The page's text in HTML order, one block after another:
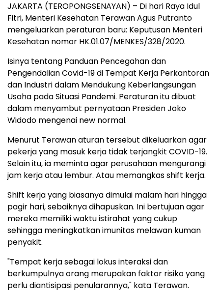
JAKARTA (TEROPONGSENAYAN) – Di hari Raya Idul
Fitri, Menteri Kesehatan Terawan Agus Putranto
mengeluarkan peraturan baru: Keputusan Menteri
Kesehatan nomor HK.01.07/MENKES/328/2020.
Isinya tentang Panduan Pencegahan dan
Pengendalian Covid-19 di Tempat Kerja Perkantoran
dan Industri dalam Mendukung Keberlangsungan
Usaha pada Situasi Pandemi. Peraturan itu dibuat
dalam menyambut pernyataan Presiden Joko
Widodo mengenai new normal.
Menurut Terawan aturan tersebut dikeluarkan agar
pekerja yang masuk kerja tidak terjangkit COVID-19.
Selain itu, ia meminta agar perusahaan mengurangi
jam kerja atau lembur. Atau memangkas shift kerja.
Shift kerja yang biasanya dimulai malam hari hingga
pagir hari, sebaiknya dihapuskan. Ini bertujuan agar
mereka memiliki waktu istirahat yang cukup
sehingga meningkatkan imunitas melawan kuman
penyakit.
"Tempat kerja sebagai lokus interaksi dan
berkumpulnya orang merupakan faktor risiko yang
perlu diantisipasi penularannya," kata Terawan.